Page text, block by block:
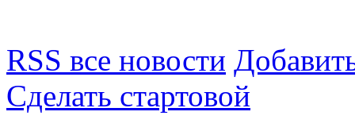
RSS все новости
Сделать стартовой